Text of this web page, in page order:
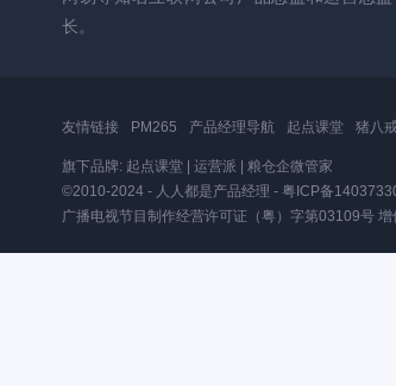
长。
友情链接 PM265 产品经理导航 起点课堂 猪八
旗下品牌: 起点课堂 运营派
粮仓企微管家
©2010-2024 - 人人都是产品经理 - 粤ICP备
广播电视节目制作经营许可证（粤）字第03109号 增